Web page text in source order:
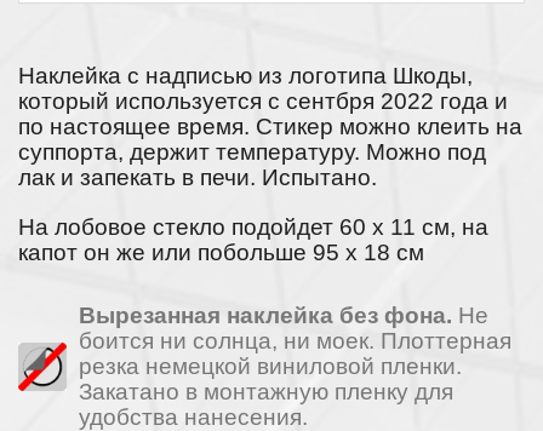
Наклейка c надписью из логотипа Шкоды,
который используется с сентбря 2022 года и
по настоящее время. Стикер можно клеить на
суппорта, держит температуру. Можно под
лак и запекать в печи. Испытано.
На лобовое стекло подойдет 60 x 11 см, на
капот он же или побольше 95 x 18 см
Вырезанная наклейка без фона. Не
боится ни солнца, ни моек. Плоттерная
резка немецкой виниловой пленки.
Закатано в монтажную пленку для
удобства нанесения.